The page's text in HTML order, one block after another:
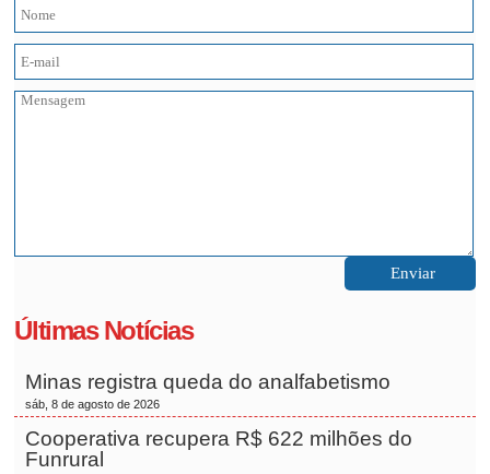
Últimas Notícias
Minas registra queda do analfabetismo
sáb, 8 de agosto de 2026
Cooperativa recupera R$ 622 milhões do
Funrural